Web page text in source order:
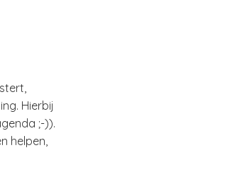
Hierbij
;-)).
helpen,